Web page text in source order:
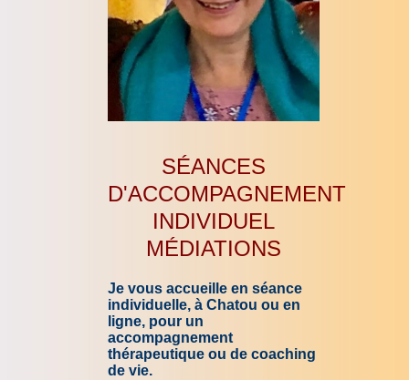
SÉANCES
D'ACCOMPAGNEMENT
INDIVIDUEL
MÉDIATIONS
Je vous accueille en séance
individuelle, à Chatou ou en
ligne, pour un
accompagnement
thérapeutique ou de coaching
de vie.